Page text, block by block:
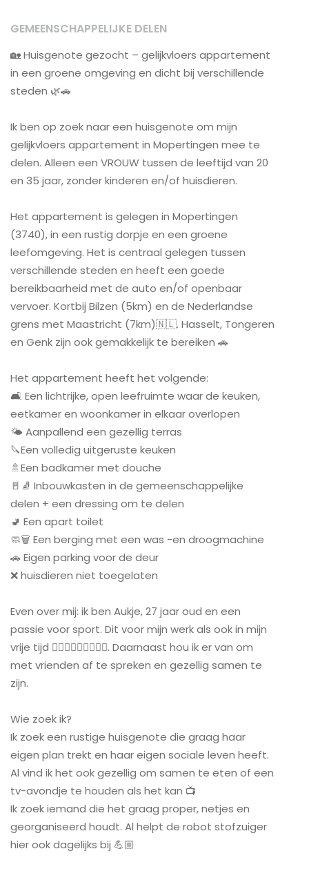
GEMEENSCHAPPELIJKE DELEN
🏡 Huisgenote gezocht – gelijkvloers appartement
in een groene omgeving en dicht bij verschillende
steden 🌿🚗
Ik ben op zoek naar een huisgenote om mijn
gelijkvloers appartement in Mopertingen mee te
delen. Alleen een VROUW tussen de leeftijd van 20
en 35 jaar, zonder kinderen en/of huisdieren.
Het appartement is gelegen in Mopertingen
(3740), in een rustig dorpje en een groene
leefomgeving. Het is centraal gelegen tussen
verschillende steden en heeft een goede
bereikbaarheid met de auto en/of openbaar
vervoer. Kortbij Bilzen (5km) en de Nederlandse
grens met Maastricht (7km)🇳🇱. Hasselt, Tongeren
en Genk zijn ook gemakkelijk te bereiken 🚗
Het appartement heeft het volgende:
🛋️ Een lichtrijke, open leefruimte waar de keuken,
eetkamer en woonkamer in elkaar overlopen
🌤️ Aanpallend een gezellig terras
🔪Een volledig uitgeruste keuken
🚿Een badkamer met douche
🚪🧦 Inbouwkasten in de gemeenschappelijke
delen + een dressing om te delen
🚽 Een apart toilet
🧼🗑️ Een berging met een was -en droogmachine
🚗 Eigen parking voor de deur
❌ huisdieren niet toegelaten
Even over mij: ik ben Aukje, 27 jaar oud en een
passie voor sport. Dit voor mijn werk als ook in mijn
vrije tijd 🏊🏼‍♀️🚴🏽‍♀️🏃🏽‍♀️. Daarnaast hou ik er van om
met vrienden af te spreken en gezellig samen te
zijn.
Wie zoek ik?
Ik zoek een rustige huisgenote die graag haar
eigen plan trekt en haar eigen sociale leven heeft.
Al vind ik het ook gezellig om samen te eten of een
tv-avondje te houden als het kan 📺
Ik zoek iemand die het graag proper, netjes en
georganiseerd houdt. Al helpt de robot stofzuiger
hier ook dagelijks bij 💪🏼